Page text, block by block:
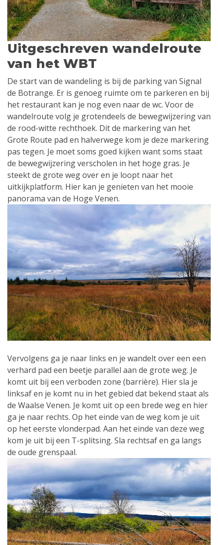
Uitgeschreven wandelroute
van het WBT
De start van de wandeling is bij de parking van Signal
de Botrange. Er is genoeg ruimte om te parkeren en bij
het restaurant kan je nog even naar de wc. Voor de
wandelroute volg je grotendeels de bewegwijzering van
de rood-witte rechthoek. Dit de markering van het
Grote Route pad en halverwege kom je deze markering
pas tegen. Je moet soms goed kijken want soms staat
de bewegwijzering verscholen in het hoge gras. Je
steekt de grote weg over en je loopt naar het
uitkijkplatform. Hier kan je genieten van het mooie
panorama van de Hoge Venen.
Vervolgens ga je naar links en je wandelt over een een
verhard pad een beetje parallel aan de grote weg. Je
komt uit bij een verboden zone (barrière). Hier sla je
linksaf en je komt nu in het gebied dat bekend staat als
de Waalse Venen. Je komt uit op een brede weg en hier
ga je naar rechts. Op het einde van de weg kom je uit
op het eerste vlonderpad. Aan het einde van deze weg
kom je uit bij een T-splitsing. Sla rechtsaf en ga langs
de oude grenspaal.